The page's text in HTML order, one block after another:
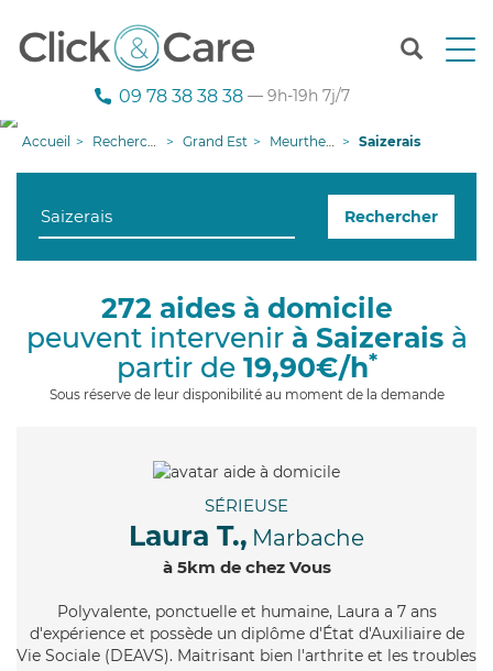
T
n
g
i
09 78 38 38 38 — 9h-19h 7j/7
Accueil Recherche aide à domicile Grand Est Meurthe-et-Moselle Saizerais
Rechercher
272 aides à domicile
peuvent intervenir à Saizeraisà
partir de 19,90€/h*
Sous réserve de leur disponibilité au moment de la demande
SÉRIEUSE
Laura T., Marbache
à 5km de chez Vous
Polyvalente, ponctuelle et humaine, Laura a 7 ans
d'expérience et possède un diplôme d'État d'Auxiliaire de
Vie Sociale (DEAVS). Maitrisant bien l'arthrite et les troubles